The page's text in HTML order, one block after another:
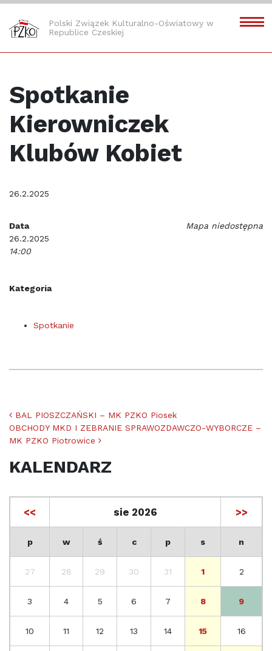
Polski Związek Kulturalno-Oświatowy w
Republice Czeskiej
Spotkanie
Kierowniczek
Klubów Kobiet
26.2.2025
Mapa niedostępna
Data
26.2.2025
14:00
Kategoria
Spotkanie
Nawigacja po artykułach
BAL PIOSZCZAŃSKI – MK PZKO Piosek
OBCHODY MKD I ZEBRANIE SPRAWOZDAWCZO-WYBORCZE –
MK PZKO Piotrowice
KALENDARZ
<< sie 2026 >>
p w ś c p s n
27 28 29 30 31 1 2
3 4 5 6 7 8 9
10 11 12 13 14 15 16